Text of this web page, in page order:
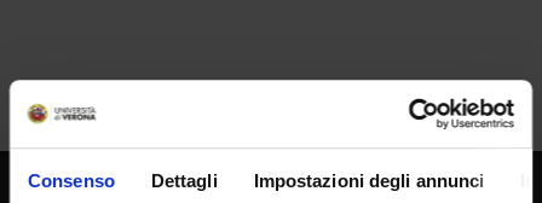
Consenso Dettagli Impostazioni degli annunci